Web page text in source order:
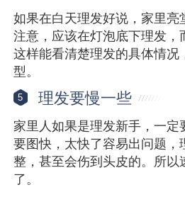
如果在白天理发好说，家里亮
注意，应该在灯泡底下理发，
这样能看清楚理发的具体情况
型。
5 理发要慢一些
家里人如果是理发新手，一定
要图快，太快了容易出问题，
整，甚至会伤到头皮的。所以
了。